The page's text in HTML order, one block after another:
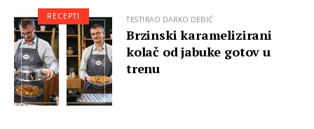
TESTIRAO DARKO DEBIĆ
Brzinski karamelizirani
kolač od jabuke gotov u
trenu
RECEPTI